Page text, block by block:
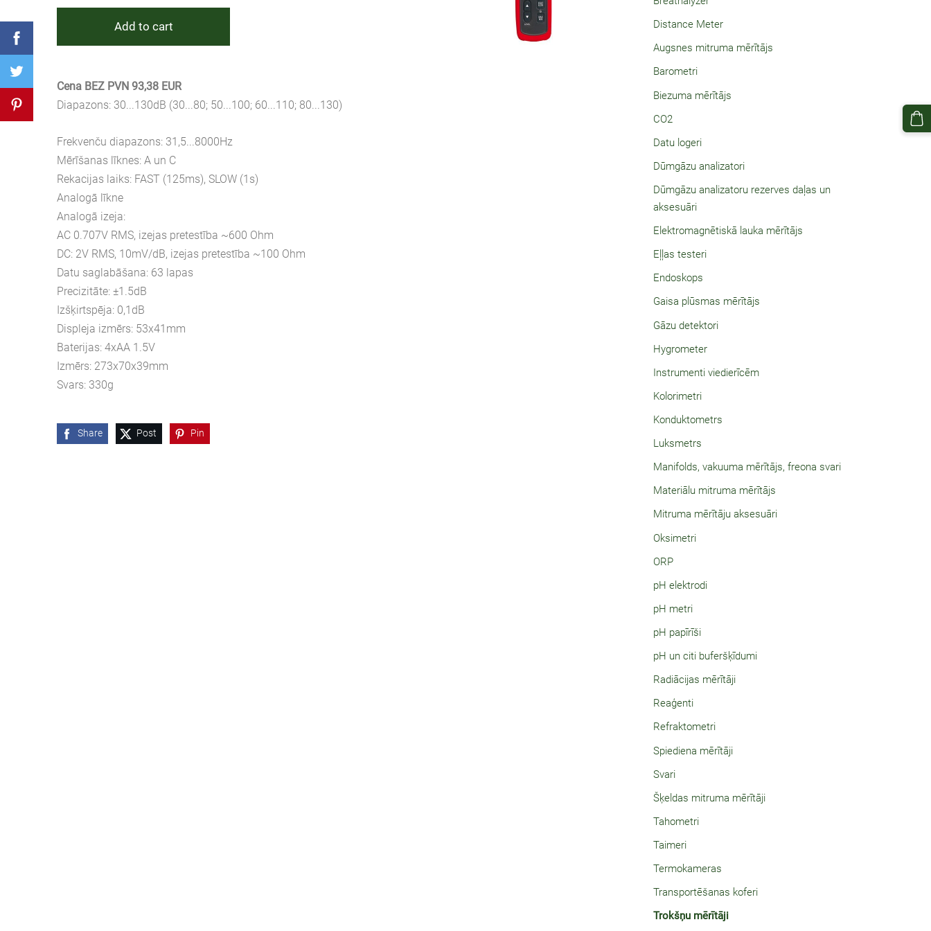
Distance Meter
Augsnes mitruma mērītājs
Barometri
Biezuma mērītājs
CO2
Datu logeri
Dūmgāzu analizatori
Dūmgāzu analizatoru rezerves daļas un
aksesuāri
Elektromagnētiskā lauka mērītājs
Eļļas testeri
Endoskops
Gaisa plūsmas mērītājs
Gāzu detektori
Hygrometer
Instrumenti viedierīcēm
Kolorimetri
Konduktometrs
Luksmetrs
Manifolds, vakuuma mērītājs, freona svari
Materiālu mitruma mērītājs
Mitruma mērītāju aksesuāri
Oksimetri
ORP
pH elektrodi
pH metri
pH papīrīši
pH un citi buferšķīdumi
Radiācijas mērītāji
Reaģenti
Refraktometri
Spiediena mērītāji
Svari
Šķeldas mitruma mērītāji
Tahometri
Taimeri
Termokameras
Transportēšanas koferi
Trokšņu mērītāji
Add to cart
Cena BEZ PVN 93,38 EUR
Diapazons: 30...130dB (30...80; 50...100; 60...110; 80...130)
Frekvenču diapazons: 31,5...8000Hz
Mērīšanas līknes: A un C
Rekacijas laiks: FAST (125ms), SLOW (1s)
Analogā līkne
Analogā izeja:
AC 0.707V RMS, izejas pretestība ~600 Ohm
DC: 2V RMS, 10mV/dB, izejas pretestība ~100 Ohm
Datu saglabāšana: 63 lapas
Precizitāte: ±1.5dB
Izšķirtspēja: 0,1dB
Displeja izmērs: 53x41mm
Baterijas: 4xAA 1.5V
Izmērs: 273x70x39mm
Svars: 330g
Share Post Pin